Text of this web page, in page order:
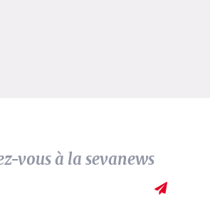
vous à la sevanews